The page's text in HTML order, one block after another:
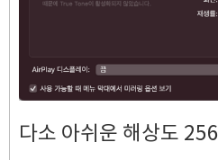
다소 아쉬운 해상도